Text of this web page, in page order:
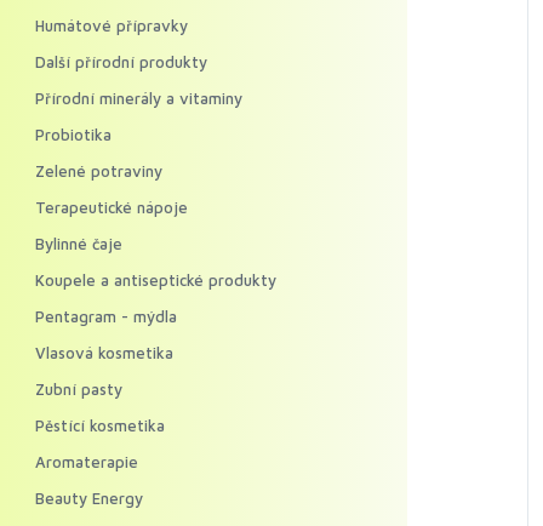
Humátové přípravky
Další přírodní produkty
Přírodní minerály a vitaminy
Probiotika
Zelené potraviny
Terapeutické nápoje
Bylinné čaje
Koupele a antiseptické produkty
Pentagram - mýdla
Vlasová kosmetika
Zubní pasty
Pěstící kosmetika
Aromaterapie
Beauty Energy